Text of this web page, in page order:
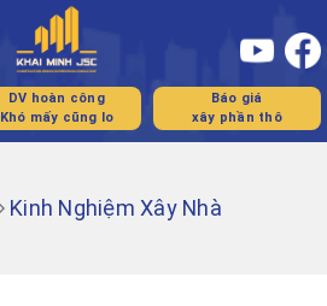
DV hoàn công
Khó mấy cũng lo
Báo giá
xây phần thô
Kinh Nghiệm Xây Nhà